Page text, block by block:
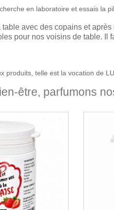
en laboratoire et essais la
table avec des copains et
pour nos voisins de table. Il
produits, telle est la vocation de
être, parfumons